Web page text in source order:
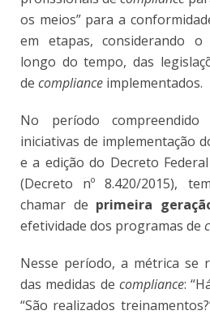
os meios” para a
em etapas, considerando o
longo do tempo, das
de compliance implementados.
No período
iniciativas de implementação
e a edição do Decreto
(Decreto nº 8.420/2015),
chamar de primeira
efetividade dos programas de
Nesse período, a métrica se
das medidas de compliance:
“São realizados